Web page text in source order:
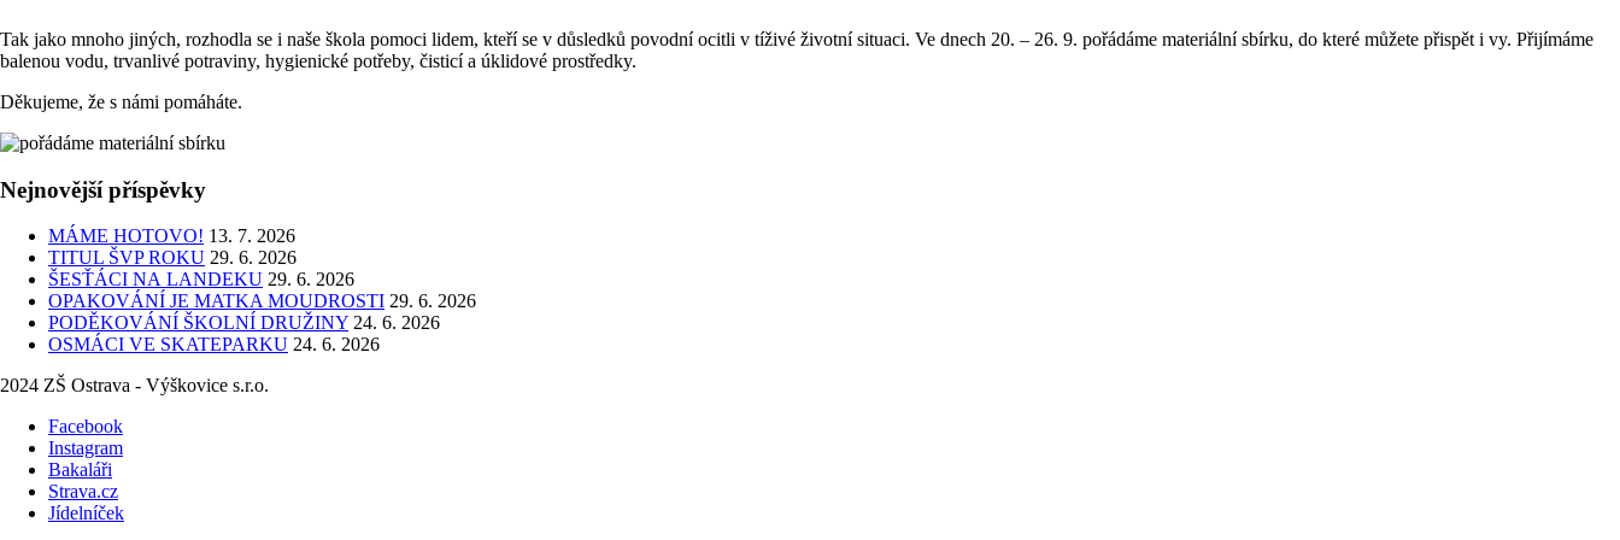
Tak jako mnoho jiných, rozhodla se i naše škola pomoci lidem, kteří se v důsledků povodní ocitli v tíživé životní situaci. Ve dnech 20. – 26. 9. pořádáme materiální sbírku, do které můžete přispět i vy. Přijímáme
balenou vodu, trvanlivé potraviny, hygienické potřeby, čisticí a úklidové prostředky.
Děkujeme, že s námi pomáháte.
Nejnovější příspěvky
MÁME HOTOVO! 13. 7. 2026
TITUL ŠVP ROKU 29. 6. 2026
ŠESŤÁCI NA LANDEKU 29. 6. 2026
OPAKOVÁNÍ JE MATKA MOUDROSTI 29. 6. 2026
PODĚKOVÁNÍ ŠKOLNÍ DRUŽINY 24. 6. 2026
OSMÁCI VE SKATEPARKU 24. 6. 2026
2024 ZŠ Ostrava - Výškovice s.r.o.
Facebook
Instagram
Bakaláři
Strava.cz
Jídelníček